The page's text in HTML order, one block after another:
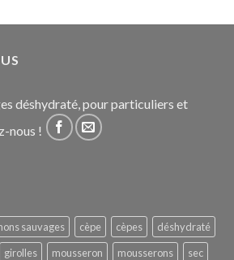
déshydraté, pour particuliers et
nous !
sauvages cèpe cèpes
déshydraté
girolles mousseron mousserons
sec